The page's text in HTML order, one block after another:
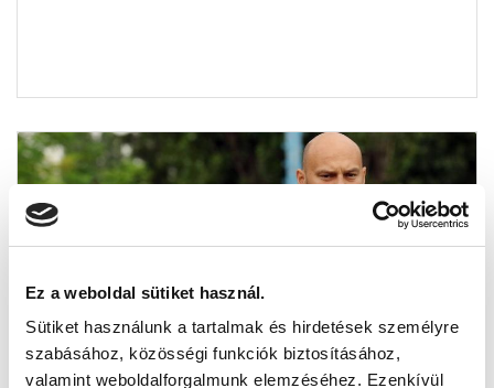
Ez a weboldal sütiket használ.
Sütiket használunk a tartalmak és hirdetések személyre
szabásához, közösségi funkciók biztosításához,
valamint weboldalforgalmunk elemzéséhez. Ezenkívül
FECZKÓ: „A TRABZONSPOR MINDENÁRON